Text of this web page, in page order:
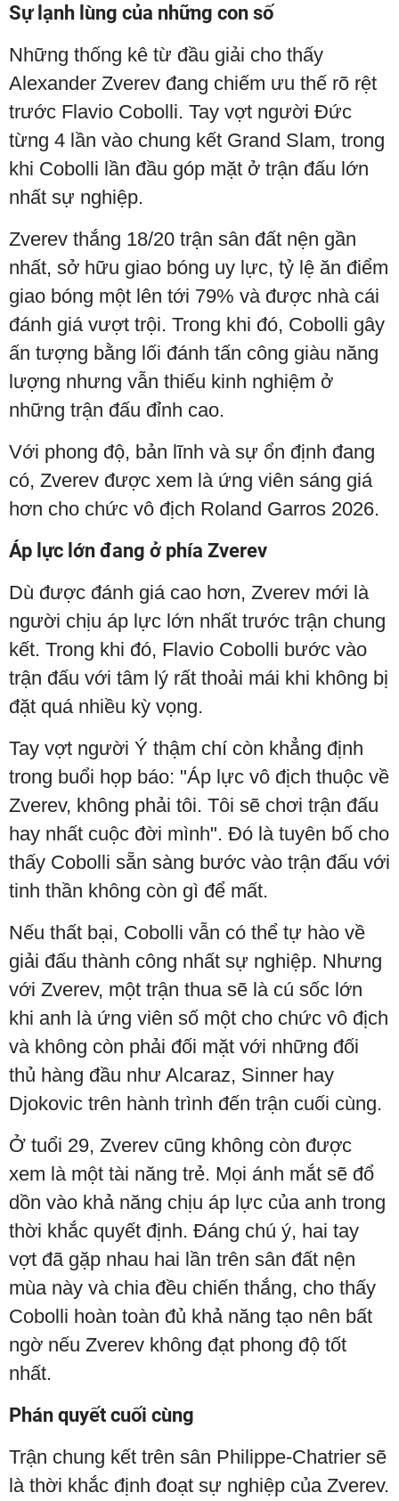
Sự lạnh lùng của những con số
Những thống kê từ đầu giải cho thấy
Alexander Zverev đang chiếm ưu thế rõ rệt
trước Flavio Cobolli. Tay vợt người Đức
từng 4 lần vào chung kết Grand Slam, trong
khi Cobolli lần đầu góp mặt ở trận đấu lớn
nhất sự nghiệp.
Zverev thắng 18/20 trận sân đất nện gần
nhất, sở hữu giao bóng uy lực, tỷ lệ ăn điểm
giao bóng một lên tới 79% và được nhà cái
đánh giá vượt trội. Trong khi đó, Cobolli gây
ấn tượng bằng lối đánh tấn công giàu năng
lượng nhưng vẫn thiếu kinh nghiệm ở
những trận đấu đỉnh cao.
Với phong độ, bản lĩnh và sự ổn định đang
có, Zverev được xem là ứng viên sáng giá
hơn cho chức vô địch Roland Garros 2026.
Áp lực lớn đang ở phía Zverev
Dù được đánh giá cao hơn, Zverev mới là
người chịu áp lực lớn nhất trước trận chung
kết. Trong khi đó, Flavio Cobolli bước vào
trận đấu với tâm lý rất thoải mái khi không bị
đặt quá nhiều kỳ vọng.
Tay vợt người Ý thậm chí còn khẳng định
trong buổi họp báo: "Áp lực vô địch thuộc về
Zverev, không phải tôi. Tôi sẽ chơi trận đấu
hay nhất cuộc đời mình". Đó là tuyên bố cho
thấy Cobolli sẵn sàng bước vào trận đấu với
tinh thần không còn gì để mất.
Nếu thất bại, Cobolli vẫn có thể tự hào về
giải đấu thành công nhất sự nghiệp. Nhưng
với Zverev, một trận thua sẽ là cú sốc lớn
khi anh là ứng viên số một cho chức vô địch
và không còn phải đối mặt với những đối
thủ hàng đầu như Alcaraz, Sinner hay
Djokovic trên hành trình đến trận cuối cùng.
Ở tuổi 29, Zverev cũng không còn được
xem là một tài năng trẻ. Mọi ánh mắt sẽ đổ
dồn vào khả năng chịu áp lực của anh trong
thời khắc quyết định. Đáng chú ý, hai tay
vợt đã gặp nhau hai lần trên sân đất nện
mùa này và chia đều chiến thắng, cho thấy
Cobolli hoàn toàn đủ khả năng tạo nên bất
ngờ nếu Zverev không đạt phong độ tốt
nhất.
Phán quyết cuối cùng
Trận chung kết trên sân Philippe-Chatrier sẽ
là thời khắc định đoạt sự nghiệp của Zverev.